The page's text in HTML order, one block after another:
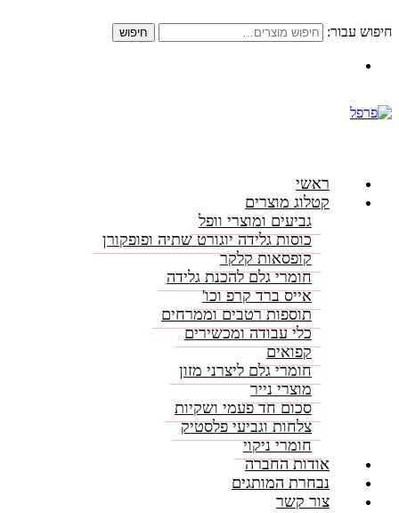
חיפוש עבור: חיפוש
ראשי
קטלוג מוצרים
גביעים ומוצרי וופל
כוסות גלידה יוגורט שתיה ופופקורן
קופסאות קלקר
חומרי גלם להכנת גלידה
אייס ברד קרפ וכו'
תוספות רטבים וממרחים
כלי עבודה ומכשירים
קפואים
חומרי גלם ליצרני מזון
מוצרי נייר
סכום חד פעמי ושקיות
צלחות וגביעי פלסטיק
חומרי ניקוי
אודות החברה
נבחרת המותגים
צור קשר